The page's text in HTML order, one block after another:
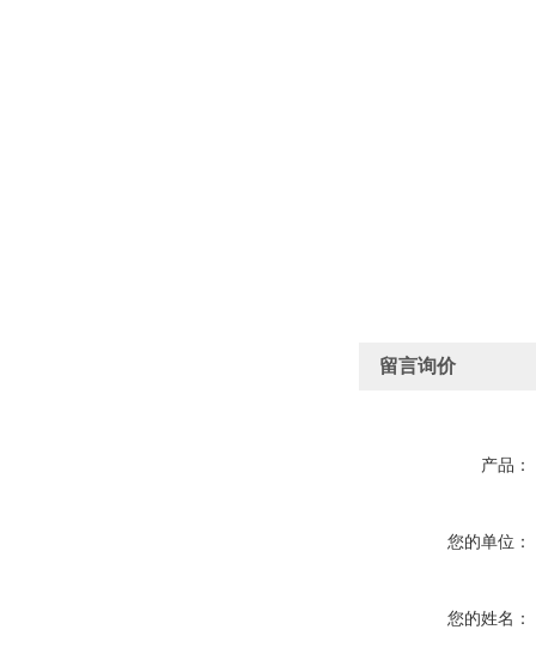
留言询价
产品：
您的单位：
您的姓名：